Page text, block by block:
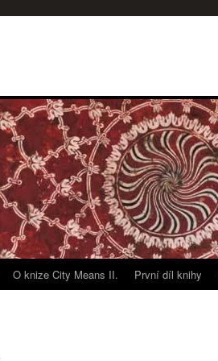
O knize City Means II. První díl knihy